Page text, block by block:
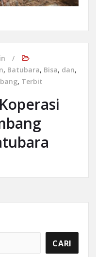
, Batubara, Bisa, dan,
, Terbit
CARI